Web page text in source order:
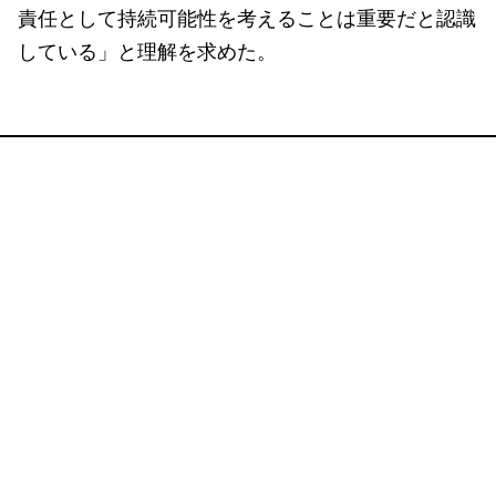
責任として持続可能性を考えることは重要だと認識
している」と理解を求めた。